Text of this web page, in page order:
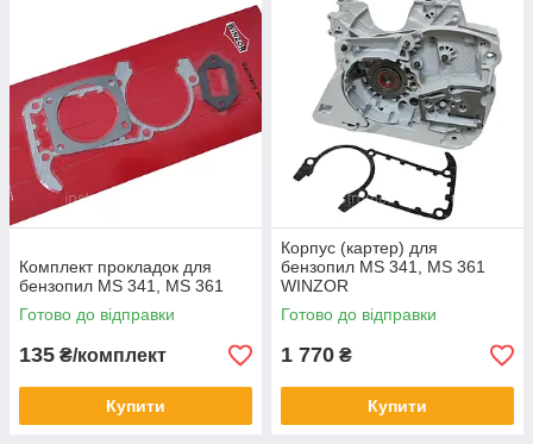
Комплект прокладок для
бензопил MS 341, MS 361
Готово до відправки
135 ₴/комплект
Купити
Корпус (картер) для
бензопил MS 341, MS 361
WINZOR
Готово до відправки
1 770 ₴
Купити